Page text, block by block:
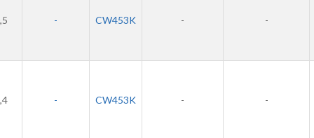
- CW453K - -
- CW453K - -